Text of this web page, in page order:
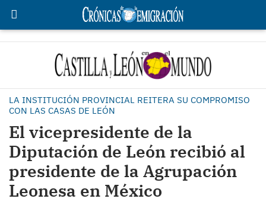
LA INSTITUCIÓN PROVINCIAL REITERA SU COMPROMISO
CON LAS CASAS DE LEÓN
El vicepresidente de la
Diputación de León recibió al
presidente de la Agrupación
Leonesa en México